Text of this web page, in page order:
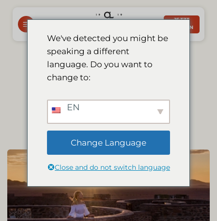
Inhalt
springen
JETZT
BUCHEN
Add-on: Schlafen
unter die sterne
We've detected you might be
speaking a different
language. Do you want to
change to:
EN
Change Language
Close and do not switch language